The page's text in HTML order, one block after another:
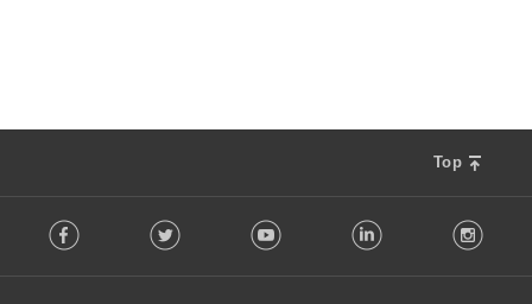
Top
o Facebook Twitter Youtube LinkedIn